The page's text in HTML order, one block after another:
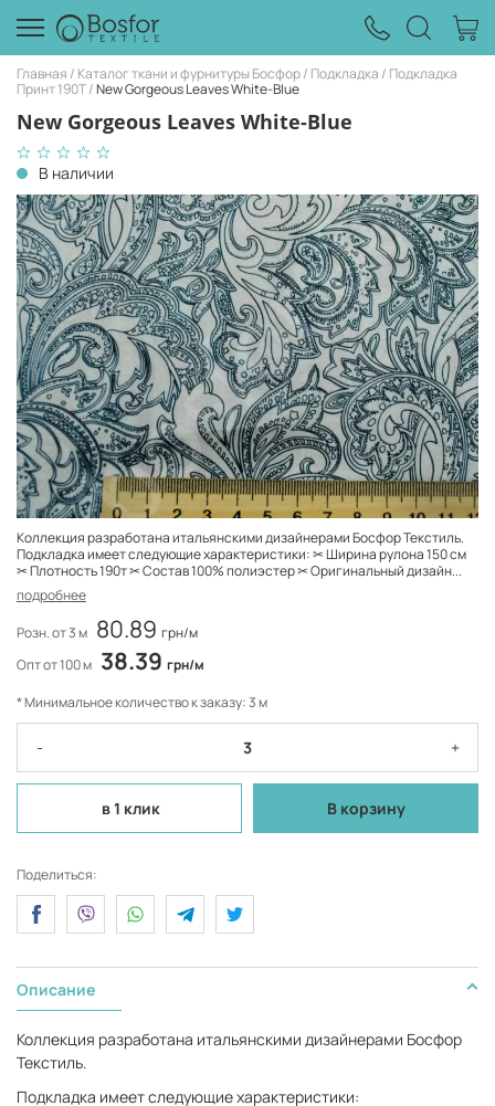
Главная Каталог ткани и фурнитуры Босфор Подкладка
Подкладка
Принт 190Т New Gorgeous Leaves White-Blue
New Gorgeous Leaves White-Blue
В наличии
Коллекция разработана итальянскими дизайнерами Босфор Текстиль.
Подкладка имеет следующие характеристики: ✂ Ширина рулона 150 см
✂ Плотность 190т ✂ Состав 100% полиэстер ✂ Оригинальный дизайн...
подробнее
Розн. от 3 м 80.89 грн/м
Опт от 100 м 38.39 грн/м
* Минимальное количество к заказу: 3 м
- +
в 1 клик В корзину
Поделиться:
Описание
Коллекция разработана итальянскими дизайнерами Босфор
Текстиль.
Подкладка имеет следующие характеристики: